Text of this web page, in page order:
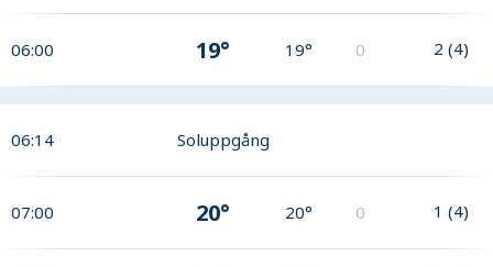
06:00 19° 19° 0 2 (4)
06:14 Soluppgång
07:00 20° 20° 0 1 (4)